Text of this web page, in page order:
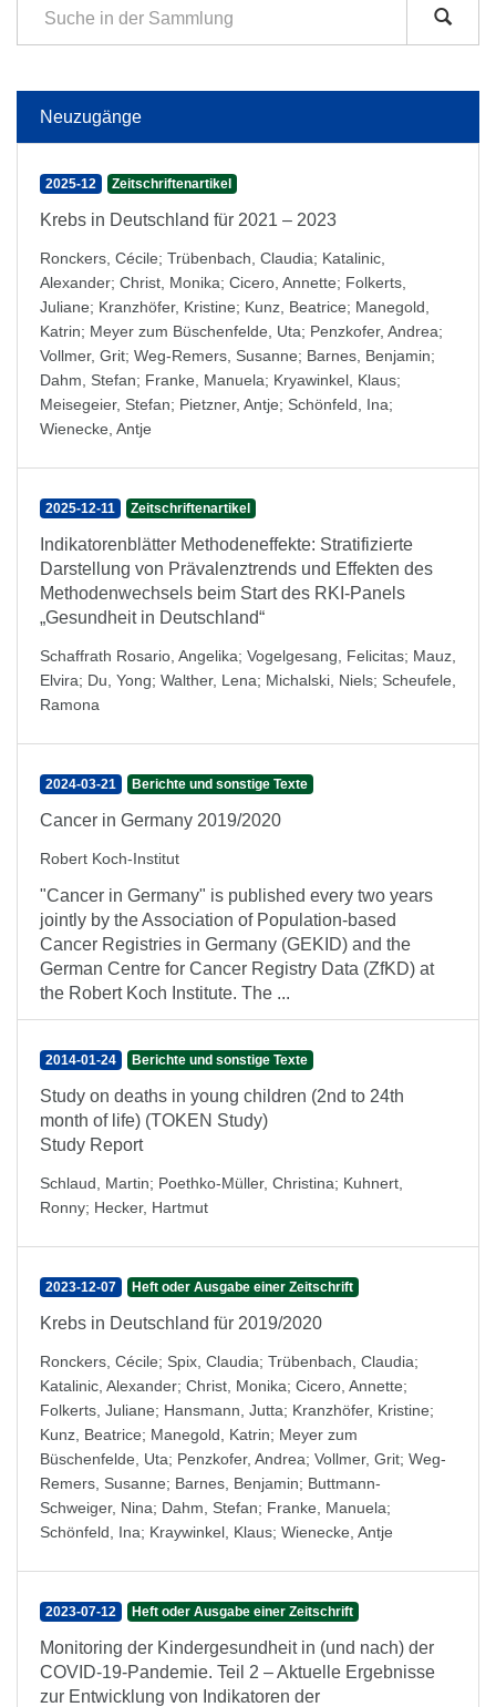
Neuzugänge
2025-12 Zeitschriftenartikel
Krebs in Deutschland für 2021 – 2023
Ronckers, Cécile; Trübenbach, Claudia; Katalinic,
Alexander; Christ, Monika; Cicero, Annette; Folkerts,
Juliane; Kranzhöfer, Kristine; Kunz, Beatrice; Manegold,
Katrin; Meyer zum Büschenfelde, Uta; Penzkofer, Andrea;
Vollmer, Grit; Weg-Remers, Susanne; Barnes, Benjamin;
Dahm, Stefan; Franke, Manuela; Kryawinkel, Klaus;
Meisegeier, Stefan; Pietzner, Antje; Schönfeld, Ina;
Wienecke, Antje
2025-12-11 Zeitschriftenartikel
Indikatorenblätter Methodeneffekte: Stratifizierte
Darstellung von Prävalenztrends und Effekten des
Methodenwechsels beim Start des RKI-Panels
„Gesundheit in Deutschland“
Schaffrath Rosario, Angelika; Vogelgesang, Felicitas; Mauz,
Elvira; Du, Yong; Walther, Lena; Michalski, Niels; Scheufele,
Ramona
2024-03-21 Berichte und sonstige Texte
Cancer in Germany 2019/2020
Robert Koch-Institut
"Cancer in Germany" is published every two years
jointly by the Association of Population-based
Cancer Registries in Germany (GEKID) and the
German Centre for Cancer Registry Data (ZfKD) at
the Robert Koch Institute. The ...
2014-01-24 Berichte und sonstige Texte
Study on deaths in young children (2nd to 24th
month of life) (TOKEN Study)
Study Report
Schlaud, Martin; Poethko-Müller, Christina; Kuhnert,
Ronny; Hecker, Hartmut
2023-12-07 Heft oder Ausgabe einer Zeitschrift
Krebs in Deutschland für 2019/2020
Ronckers, Cécile; Spix, Claudia; Trübenbach, Claudia;
Katalinic, Alexander; Christ, Monika; Cicero, Annette;
Folkerts, Juliane; Hansmann, Jutta; Kranzhöfer, Kristine;
Kunz, Beatrice; Manegold, Katrin; Meyer zum
Büschenfelde, Uta; Penzkofer, Andrea; Vollmer, Grit; Weg-
Remers, Susanne; Barnes, Benjamin; Buttmann-
Schweiger, Nina; Dahm, Stefan; Franke, Manuela;
Schönfeld, Ina; Kraywinkel, Klaus; Wienecke, Antje
2023-07-12 Heft oder Ausgabe einer Zeitschrift
Monitoring der Kindergesundheit in (und nach) der
COVID-19-Pandemie. Teil 2 – Aktuelle Ergebnisse
zur Entwicklung von Indikatoren der